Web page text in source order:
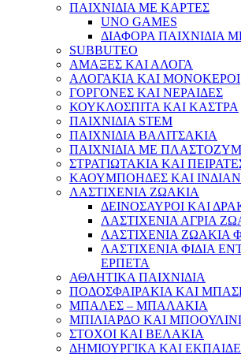
ΠΑΙΧΝΙΔΙΑ ΜΕ ΚΑΡΤΕΣ
UNO GAMES
ΔΙΑΦΟΡΑ ΠΑΙΧΝΙΔΙΑ
SUBBUTEO
ΑΜΑΞΕΣ ΚΑΙ ΑΛΟΓΑ
ΑΛΟΓΑΚΙΑ ΚΑΙ ΜΟΝΟΚΕΡΟΙ
ΓΟΡΓΟΝΕΣ ΚΑΙ ΝΕΡΑΙΔΕΣ
ΚΟΥΚΛΟΣΠΙΤΑ ΚΑΙ ΚΑΣΤΡΑ
ΠΑΙΧΝΙΔΙΑ STEM
ΠΑΙΧΝΙΔΙΑ ΒΑΛΙΤΣΑΚΙΑ
ΠΑΙΧΝΙΔΙΑ ΜΕ
ΣΤΡΑΤΙΩΤΑΚΙΑ ΚΑΙ
ΚΑΟΥΜΠΟΗΔΕΣ ΚΑΙ
ΛΑΣΤΙΧΕΝΙΑ ΖΩΑΚΙΑ
ΔΕΙΝΟΣΑΥΡΟΙ ΚΑΙ
ΛΑΣΤΙΧΕΝΙΑ ΑΓΡΙΑ
ΛΑΣΤΙΧΕΝΙΑ ΖΩΑΚΙΑ
ΛΑΣΤΙΧΕΝΙΑ ΦΙΔΙΑ
ΕΡΠΕΤΑ
ΑΘΛΗΤΙΚΑ ΠΑΙΧΝΙΔΙΑ
ΠΟΔΟΣΦΑΙΡΑΚΙΑ ΚΑΙ
ΜΠΑΛΕΣ – ΜΠΑΛΑΚΙΑ
ΜΠΙΛΙΑΡΔΟ ΚΑΙ
ΣΤΟΧΟΙ ΚΑΙ ΒΕΛΑΚΙΑ
ΔΗΜΙΟΥΡΓΙΚΑ ΚΑΙ